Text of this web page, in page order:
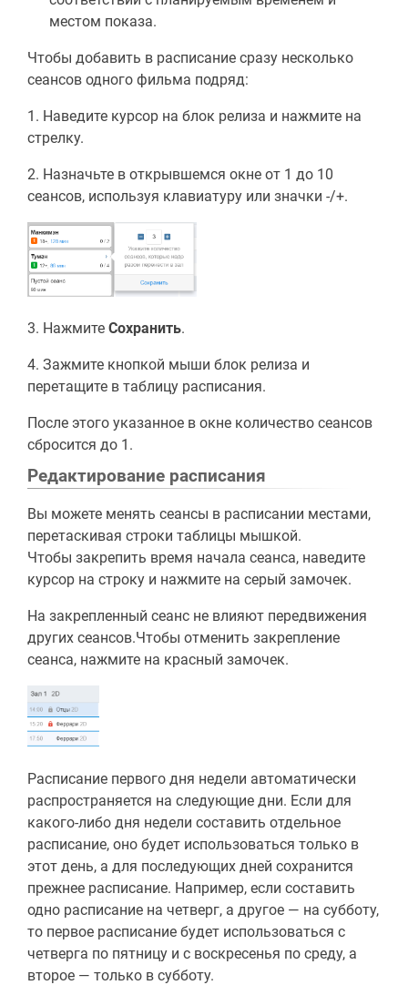
местом показа.
Чтобы добавить в расписание сразу несколько
сеансов одного фильма подряд:
1. Наведите курсор на блок релиза и нажмите на
стрелку.
2. Назначьте в открывшемся окне от 1 до 10
сеансов, используя клавиатуру или значки -/+.
3. Нажмите Сохранить.
4. Зажмите кнопкой мыши блок релиза и
перетащите в таблицу расписания.
После этого указанное в окне количество сеансов
сбросится до 1.
Редактирование расписания
Вы можете менять сеансы в расписании местами,
перетаскивая строки таблицы мышкой.
Чтобы закрепить время начала сеанса, наведите
курсор на строку и нажмите на серый замочек.
На закрепленный сеанс не влияют передвижения
других сеансов.Чтобы отменить закрепление
сеанса, нажмите на красный замочек.
Расписание первого дня недели автоматически
распространяется на следующие дни. Если для
какого-либо дня недели составить отдельное
расписание, оно будет использоваться только в
этот день, а для последующих дней сохранится
прежнее расписание. Например, если составить
одно расписание на четверг, а другое — на субботу,
то первое расписание будет использоваться с
четверга по пятницу и с воскресенья по среду, а
второе — только в субботу.